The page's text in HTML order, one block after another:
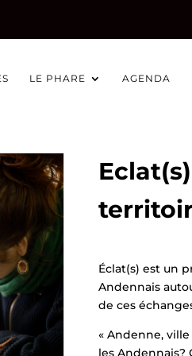
LE PHARE AGENDA
Éclat(s) est un
Andennais
de ces
« Andenne,
les Andennais?